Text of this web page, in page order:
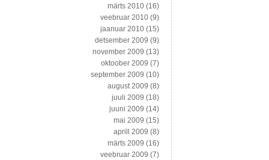
märts 2010 (16)
veebruar 2010 (9)
jaanuar 2010 (15)
detsember 2009 (9)
november 2009 (13)
oktoober 2009 (7)
september 2009 (10)
august 2009 (8)
juuli 2009 (18)
juuni 2009 (14)
mai 2009 (15)
aprill 2009 (8)
märts 2009 (16)
veebruar 2009 (7)